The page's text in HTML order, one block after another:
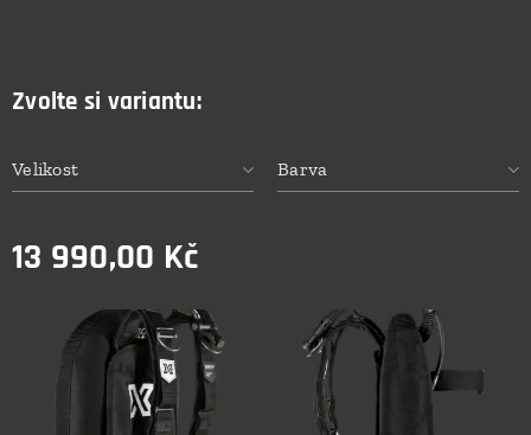
Zvolte si variantu:
Velikost Barva
13 990,00 Kč